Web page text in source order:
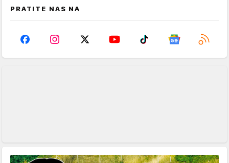
PRATITE NAS NA